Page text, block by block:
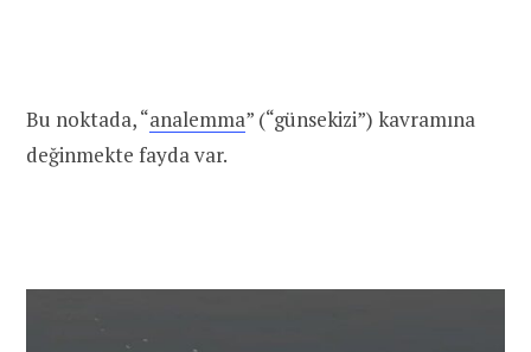
Bu noktada, “analemma” (“günsekizi”) kavramına
değinmekte fayda var.